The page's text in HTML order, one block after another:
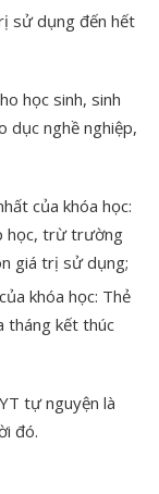
sử dụng đến hết
học sinh, sinh
dục nghề nghiệp,
của khóa học:
học, trừ trường
giá trị sử dụng;
khóa học: Thẻ
tháng kết thúc
tự nguyện là
đó.